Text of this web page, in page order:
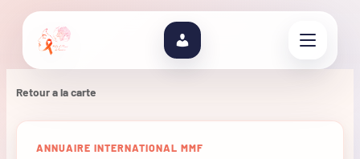
Retour a la carte
ANNUAIRE INTERNATIONAL MMF